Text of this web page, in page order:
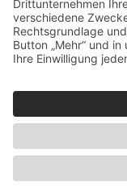
Kids
SALE
Bitte